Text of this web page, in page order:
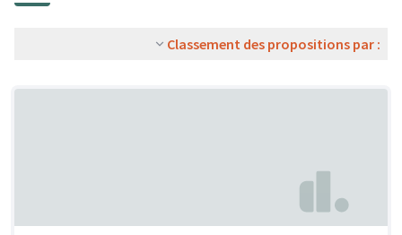
Classement des propositions par :